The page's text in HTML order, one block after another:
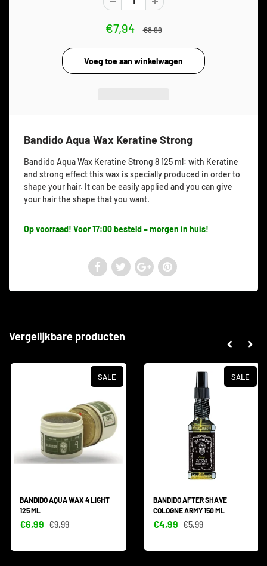
€7,94 €8,99
Bandido Aqua Wax Keratine Strong
Bandido Aqua Wax Keratine Strong 8 125 ml: with Keratine
and strong effect this wax is specially produced in order to
shape your hair. It can be easily applied and you can give
your hair the shape that you want.
Op voorraad! Voor 17:00 besteld = morgen in huis!
Vergelijkbare producten
SALE
BANDIDO AQUA WAX 4 LIGHT
125 ML
€6,99 €9,99
SALE
BANDIDO AFTER SHAVE
COLOGNE ARMY 150 ML
€4,99 €5,99